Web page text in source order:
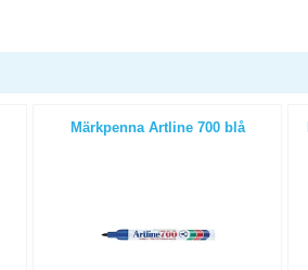
Märkpenna Artline 700 blå